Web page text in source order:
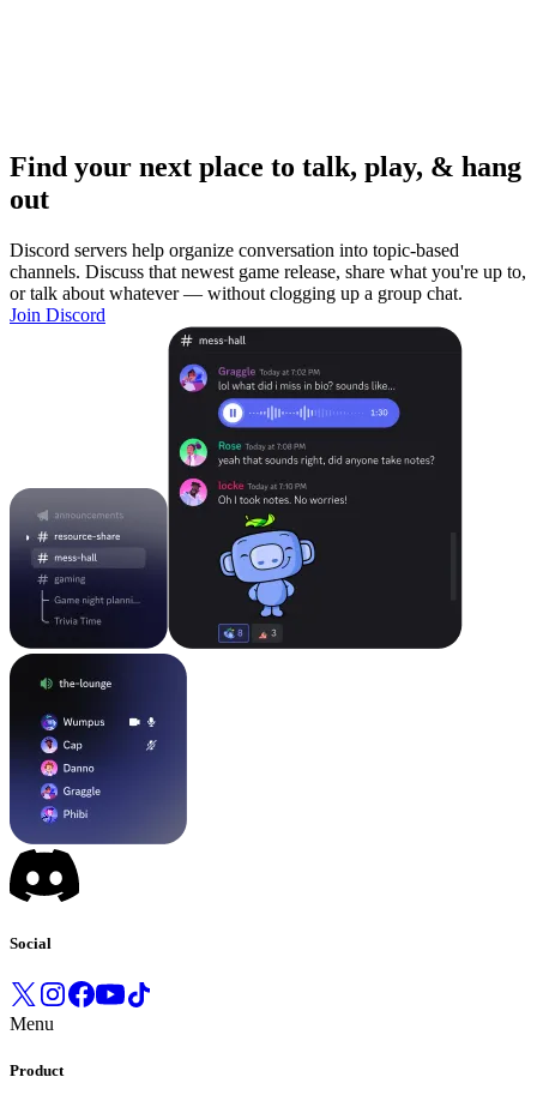
Find your next place to talk, play, & hang
out
Discord servers help organize conversation into topic-based
channels. Discuss that newest game release, share what you're up to,
or talk about whatever — without clogging up a group chat.
Join Discord
Social
Menu
Product